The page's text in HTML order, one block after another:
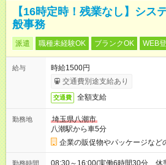
【16時定時！残業なし】シス
般事務
派遣 職種未経験OK ブランクOK WEB
給与
時給1500円
交通費別途支給あり
交通費 全額支給
勤務地
埼玉県八潮市
八潮駅から車5分
企業の販促物やパッケージなど
勤務時間 08:30～16:00(実働6時間30分 休